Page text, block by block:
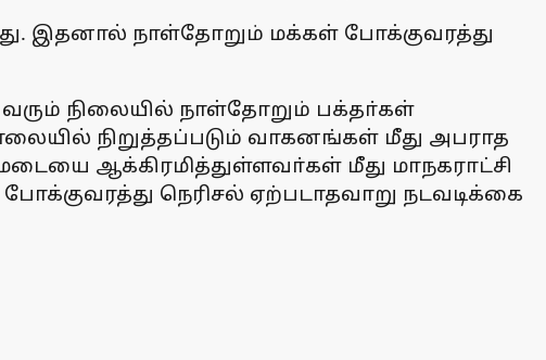
இதனால் நாள்தோறும் மக்கள் போக்குவரத்து
வரும் நிலையில் நாள்தோறும் பக்தா்கள்
நிறுத்தப்படும் வாகனங்கள் மீது அபராத
ஆக்கிரமித்துள்ளவா்கள் மீது மாநகராட்சி
நெரிசல் ஏற்படாதவாறு நடவடிக்கை